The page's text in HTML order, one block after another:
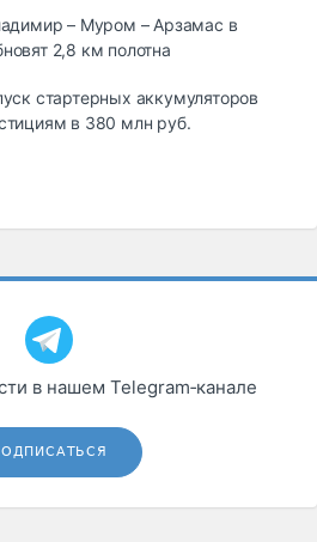
– Муром – Арзамас в
2,8 км полотна
стартерных аккумуляторов
в 380 млн руб.
в нашем Telegram‑канале